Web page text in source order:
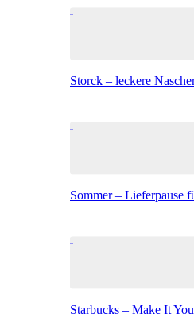
Storck – leckere
Sommer – Lieferpause
Starbucks – Make It